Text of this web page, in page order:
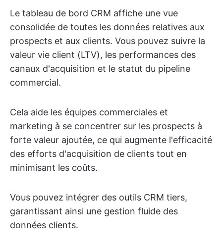
Le tableau de bord CRM affiche une vue
consolidée de toutes les données relatives aux
prospects et aux clients. Vous pouvez suivre la
valeur vie client (LTV), les performances des
canaux d'acquisition et le statut du pipeline
commercial.
Cela aide les équipes commerciales et
marketing à se concentrer sur les prospects à
forte valeur ajoutée, ce qui augmente l'efficacité
des efforts d'acquisition de clients tout en
minimisant les coûts.
Vous pouvez intégrer des outils CRM tiers,
garantissant ainsi une gestion fluide des
données clients.